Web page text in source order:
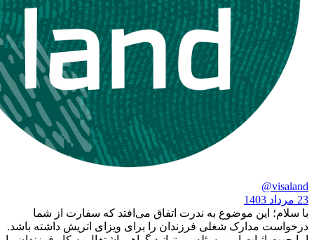
موضوع به ندرت اتفاق می‌افتد که سفارت از شما
شغلی فرزندان را برای ویزای اتریش داشته باشد.